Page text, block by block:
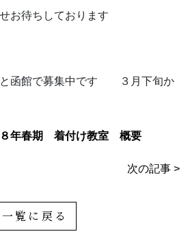
お待ちしております
と函館で募集中です ３月下旬か
８年春期 着付け教室 概要
次の記事 >
一覧に戻る